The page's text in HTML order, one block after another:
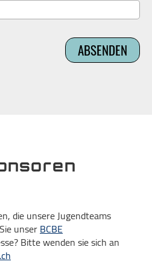
die unsere Jugendteams
unserBCBE
Bitte wenden sie sich an